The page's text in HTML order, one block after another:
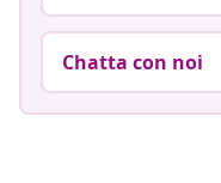
Chatta con noi